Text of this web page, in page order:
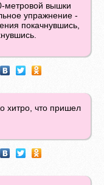
метровой вышки
упражнение -
покачнувшись,
хитро, что пришел